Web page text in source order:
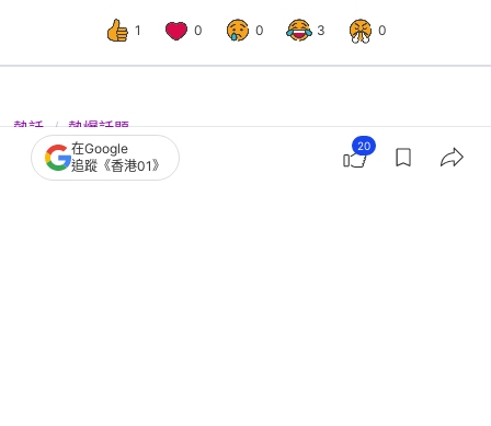
1 0 0 3 0
熱話 熱爆話題
新年利市│港男斥派$10利市無恥 掀網
在Google
追蹤《香港01》
20